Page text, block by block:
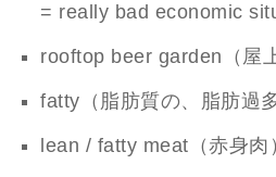
= really bad economic
rooftop beer garden（屋
fatty（脂肪質の、脂肪過
lean / fatty meat（赤身肉